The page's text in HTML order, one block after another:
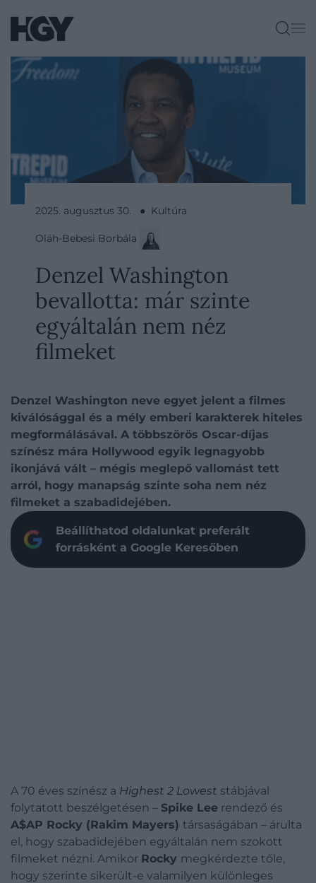
2025. augusztus 30. ● Kultúra
Oláh-Bebesi Borbála
Denzel Washington
bevallotta: már szinte
egyáltalán nem néz
filmeket
Denzel Washington neve egyet jelent a filmes
kiválósággal és a mély emberi karakterek hiteles
megformálásával. A többszörös Oscar-díjas
színész mára Hollywood egyik legnagyobb
ikonjává vált – mégis meglepő vallomást tett
arról, hogy manapság szinte soha nem néz
filmeket a szabadidejében.
Beállíthatod oldalunkat preferált
forrásként a Google Keresőben
A 70 éves színész a Highest 2 Lowest stábjával
folytatott beszélgetésen – Spike Lee rendező és
A$AP Rocky (Rakim Mayers) társaságában – árulta
el, hogy szabadidejében egyáltalán nem szokott
filmeket nézni. Amikor Rocky megkérdezte tőle,
hogy szerinte sikerült-e valamilyen különleges